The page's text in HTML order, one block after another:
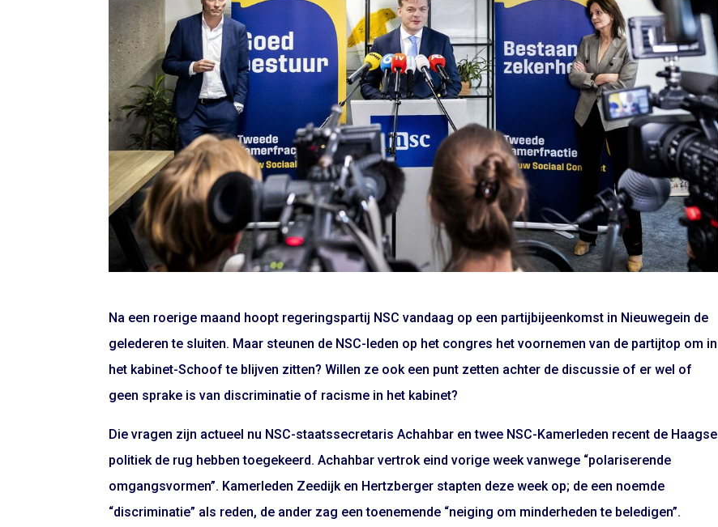
Na een roerige maand hoopt regeringspartij NSC vandaag op een partijbijeenkomst in Nieuwegein de
gelederen te sluiten. Maar steunen de NSC-leden op het congres het voornemen van de partijtop om in
het kabinet-Schoof te blijven zitten? Willen ze ook een punt zetten achter de discussie of er wel of
geen sprake is van discriminatie of racisme in het kabinet?
Die vragen zijn actueel nu NSC-staatssecretaris Achahbar en twee NSC-Kamerleden recent de Haagse
politiek de rug hebben toegekeerd. Achahbar vertrok eind vorige week vanwege “polariserende
omgangsvormen”. Kamerleden Zeedijk en Hertzberger stapten deze week op; de een noemde
“discriminatie” als reden, de ander zag een toenemende “neiging om minderheden te beledigen”.